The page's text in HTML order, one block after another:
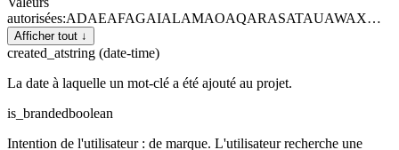
autorisées:ADAEAFAGAIALAMAOAQARASATAUAWAX…
Afficher tout ↓
created_atstring (date-time)
La date à laquelle un mot-clé a été ajouté au projet.
is_brandedboolean
Intention de l'utilisateur : de marque. L'utilisateur recherche une